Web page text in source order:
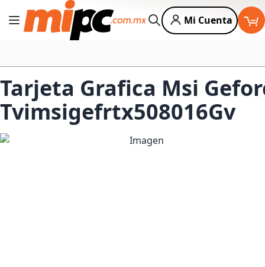
Cambiar Nav
Buscar
Mi Cuenta
Tarjeta Grafica Msi
Tvimsigefrtx508016Gv